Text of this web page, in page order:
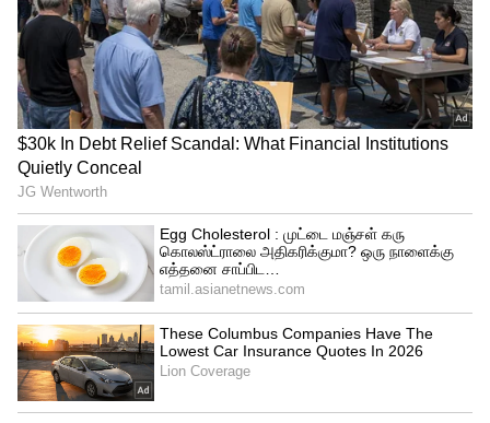
முன் வாசலுக்கு அருகில் முள் செடிகள்
அல்லது மில்க்வீட் செடிகளை நடுவதைத்
தவிர்க்க வேண்டும். இவை வீட்டின் சூழலை
எதிர்மறையாக மாற்றுவதில் முக்கியப்
பங்கு வகிக்கின்றன. வீட்டின் முன்புறத்தில்
முள் செடிகள் இருந்தால், எதிரிகளின்
ஆபத்து அதிகரிக்கும், குடும்பத்தில் கருத்து
வேறுபாடுகள் உருவாகும், மேலும் அது
வீட்டிலுள்ளவர்களின் உடல் நலத்தில்
மோசமான விளைவை ஏற்படுத்தும் என்று
கூறப்படுகிறது.